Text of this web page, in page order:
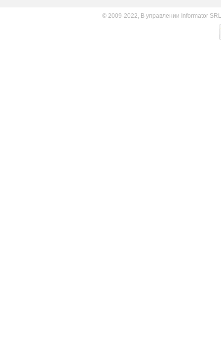
© 2009-2022, В управлении Informator SRL